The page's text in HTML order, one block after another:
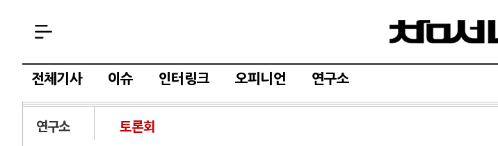
전체기사 이슈 인터링크 오피니언 연구소
연구소 토론회